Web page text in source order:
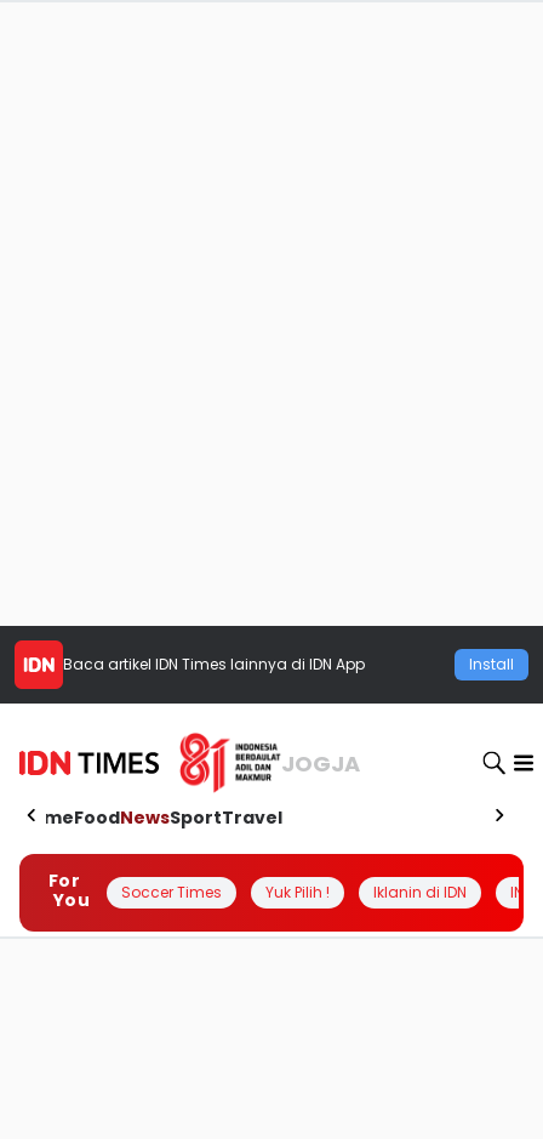
Baca artikel IDN Times lainnya di IDN App Install
JOGJA
HomeFoodNewsSportTravel
For
You
Soccer Times Yuk Pilih ! Iklanin di IDN